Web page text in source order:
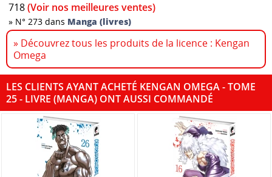
718(Voir nos meilleures ventes)
» N° 273 dans Manga (livres)
» Découvrez tous les produits de la licence : Kengan
Omega
LES CLIENTS AYANT ACHETÉ KENGAN OMEGA - TOME
25 - LIVRE (MANGA) ONT AUSSI COMMANDÉ